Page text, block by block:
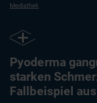
Mediathek
Pyoderma
starken
Fallbeispiel